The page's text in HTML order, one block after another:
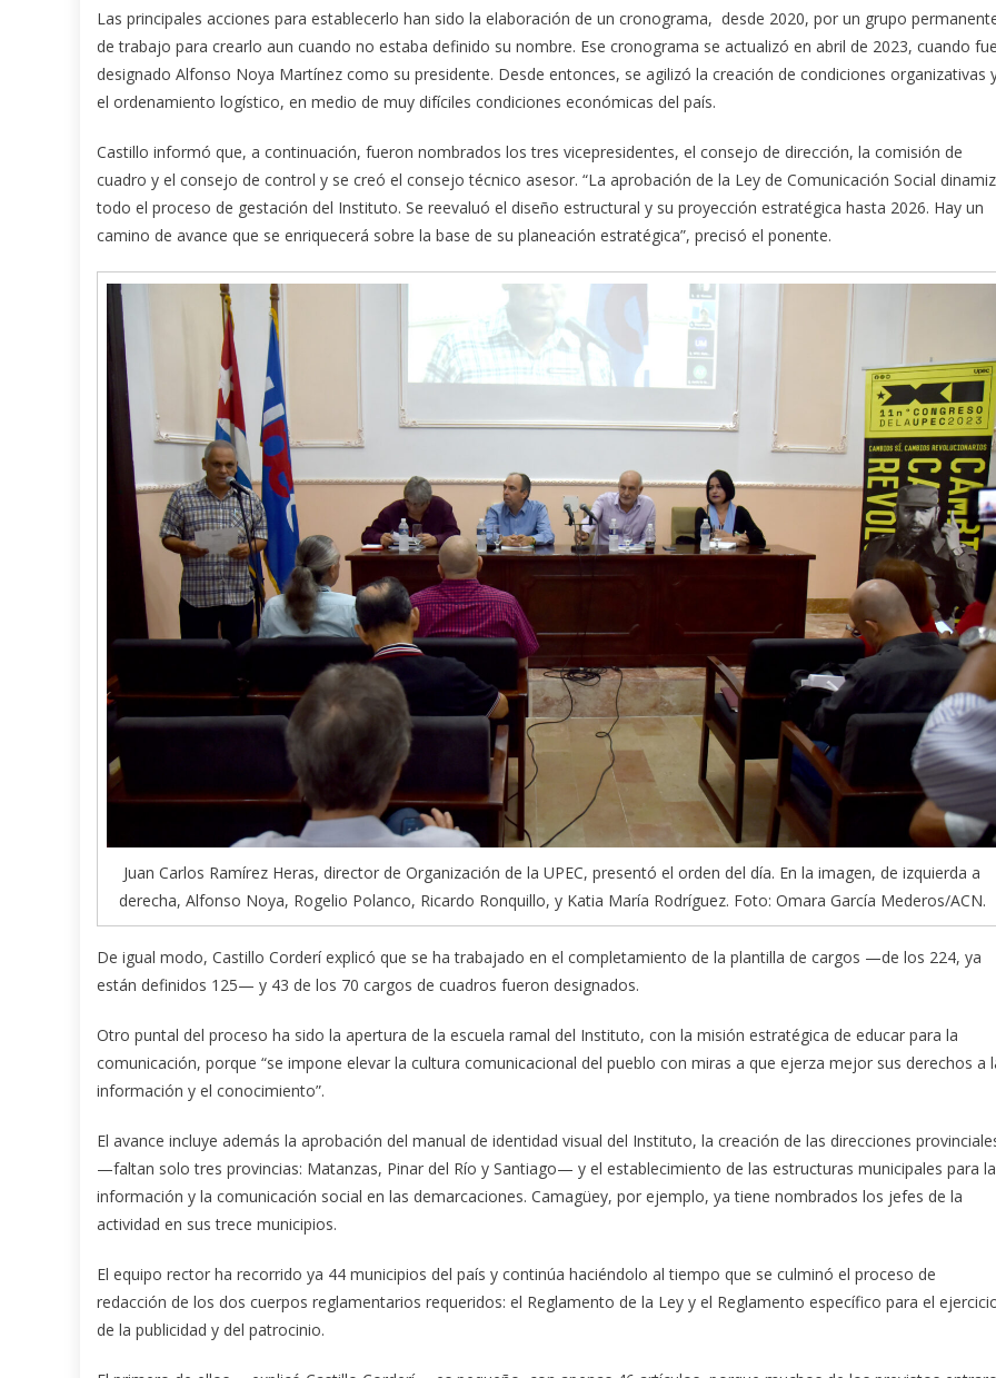
Las principales acciones para establecerlo han sido la elaboración de un cronograma, desde 2020, por un grupo
de trabajo para crearlo aun cuando no estaba definido su nombre. Ese cronograma se actualizó en abril de 2023, cuando fue
designado Alfonso Noya Martínez como su presidente. Desde entonces, se agilizó la creación de condiciones organizativas
el ordenamiento logístico, en medio de muy difíciles condiciones económicas del país.
Castillo informó que, a continuación, fueron nombrados los tres vicepresidentes, el consejo de dirección, la comisión de
cuadro y el consejo de control y se creó el consejo técnico asesor. “La aprobación de la Ley de Comunicación Social
todo el proceso de gestación del Instituto. Se reevaluó el diseño estructural y su proyección estratégica hasta 2026. Hay un
camino de avance que se enriquecerá sobre la base de su planeación estratégica”, precisó el ponente.
Juan Carlos Ramírez Heras, director de Organización de la UPEC, presentó el orden del día. En la imagen, de izquierda a
derecha, Alfonso Noya, Rogelio Polanco, Ricardo Ronquillo, y Katia María Rodríguez. Foto: Omara García Mederos/ACN.
De igual modo, Castillo Corderí explicó que se ha trabajado en el completamiento de la plantilla de cargos —de los 224, ya
están definidos 125— y 43 de los 70 cargos de cuadros fueron designados.
Otro puntal del proceso ha sido la apertura de la escuela ramal del Instituto, con la misión estratégica de educar para la
comunicación, porque “se impone elevar la cultura comunicacional del pueblo con miras a que ejerza mejor sus derechos a
información y el conocimiento”.
El avance incluye además la aprobación del manual de identidad visual del Instituto, la creación de las direcciones
—faltan solo tres provincias: Matanzas, Pinar del Río y Santiago— y el establecimiento de las estructuras municipales para la
información y la comunicación social en las demarcaciones. Camagüey, por ejemplo, ya tiene nombrados los jefes de la
actividad en sus trece municipios.
El equipo rector ha recorrido ya 44 municipios del país y continúa haciéndolo al tiempo que se culminó el proceso de
redacción de los dos cuerpos reglamentarios requeridos: el Reglamento de la Ley y el Reglamento específico para el
de la publicidad y del patrocinio.